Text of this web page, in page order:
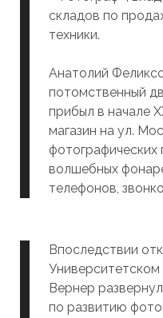
складов по
техники.
Анатолий
потомственный
прибыл в начале
магазин на ул.
волшебных
телефонов,
Впоследствии
Университетском
Вернер
по развитию